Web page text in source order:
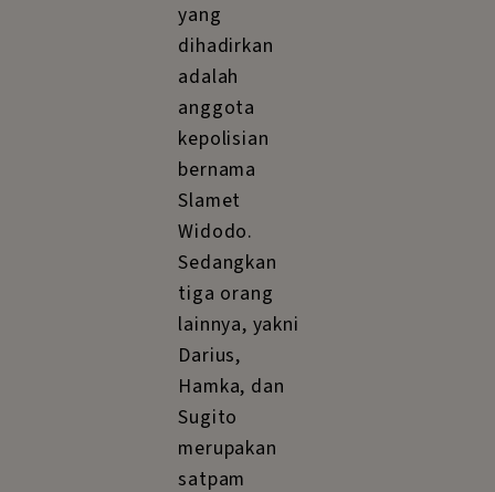
yang
dihadirkan
adalah
anggota
kepolisian
bernama
Slamet
Widodo.
Sedangkan
tiga orang
lainnya, yakni
Darius,
Hamka, dan
Sugito
merupakan
satpam